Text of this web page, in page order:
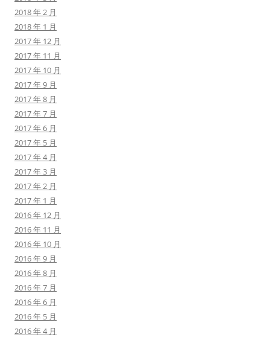
2018 年 2 月
2018 年 1 月
2017 年 12 月
2017 年 11 月
2017 年 10 月
2017 年 9 月
2017 年 8 月
2017 年 7 月
2017 年 6 月
2017 年 5 月
2017 年 4 月
2017 年 3 月
2017 年 2 月
2017 年 1 月
2016 年 12 月
2016 年 11 月
2016 年 10 月
2016 年 9 月
2016 年 8 月
2016 年 7 月
2016 年 6 月
2016 年 5 月
2016 年 4 月